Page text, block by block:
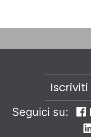
Seguici su: